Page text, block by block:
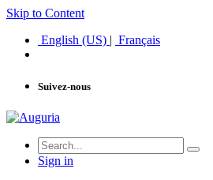
Skip to Content
English (US) | Français
Suivez-nous
Sign in